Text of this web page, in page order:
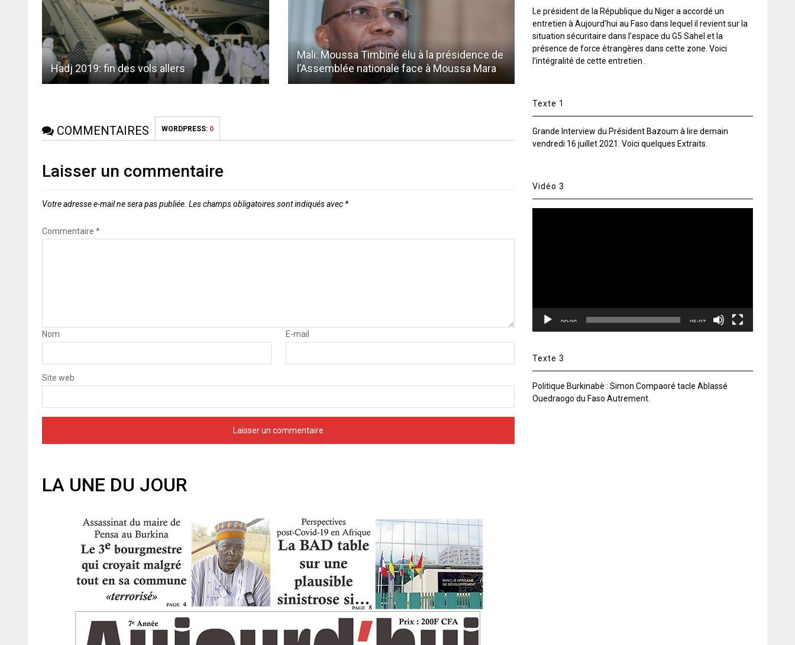
Hadj 2019: fin des vols allers
Mali: Moussa Timbiné élu à la présidence de
l’Assemblée nationale face à Moussa Mara
COMMENTAIRES WORDPRESS: 0
Laisser un commentaire
Votre adresse e-mail ne sera pas publiée. Les champs obligatoires sont indiqués avec *
Commentaire*
Nom E-mail
Site web
LA UNE DU JOUR
Le président de la République du Niger a accordé un
entretien à Aujourd’hui au Faso dans lequel il revient sur la
situation sécuritaire dans l’espace du G5 Sahel et la
présence de force étrangères dans cette zone. Voici
l’intégralité de cette entretien .
Texte 1
Grande Interview du Président Bazoum à lire demain
vendredi 16 juillet 2021. Voici quelques Extraits.
Vidéo 3
00:00 05:07
Texte 3
Politique Burkinabè : Simon Compaoré tacle Ablassé
Ouedraogo du Faso Autrement.